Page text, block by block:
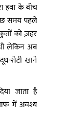
हवा के बीच
समय पहले
को ज़हर
लेकिन अब
रोटी खाने
जाता है
में अवश्य